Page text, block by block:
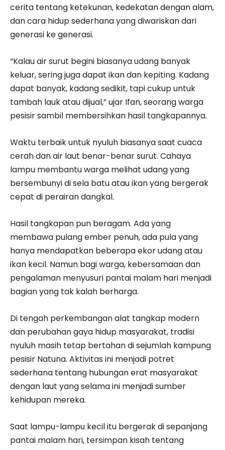
cerita tentang ketekunan, kedekatan dengan alam,
dan cara hidup sederhana yang diwariskan dari
generasi ke generasi.
“Kalau air surut begini biasanya udang banyak
keluar, sering juga dapat ikan dan kepiting. Kadang
dapat banyak, kadang sedikit, tapi cukup untuk
tambah lauk atau dijual,” ujar Ifan, seorang warga
pesisir sambil membersihkan hasil tangkapannya.
Waktu terbaik untuk nyuluh biasanya saat cuaca
cerah dan air laut benar-benar surut. Cahaya
lampu membantu warga melihat udang yang
bersembunyi di sela batu atau ikan yang bergerak
cepat di perairan dangkal.
Hasil tangkapan pun beragam. Ada yang
membawa pulang ember penuh, ada pula yang
hanya mendapatkan beberapa ekor udang atau
ikan kecil. Namun bagi warga, kebersamaan dan
pengalaman menyusuri pantai malam hari menjadi
bagian yang tak kalah berharga.
Di tengah perkembangan alat tangkap modern
dan perubahan gaya hidup masyarakat, tradisi
nyuluh masih tetap bertahan di sejumlah kampung
pesisir Natuna. Aktivitas ini menjadi potret
sederhana tentang hubungan erat masyarakat
dengan laut yang selama ini menjadi sumber
kehidupan mereka.
Saat lampu-lampu kecil itu bergerak di sepanjang
pantai malam hari, tersimpan kisah tentang